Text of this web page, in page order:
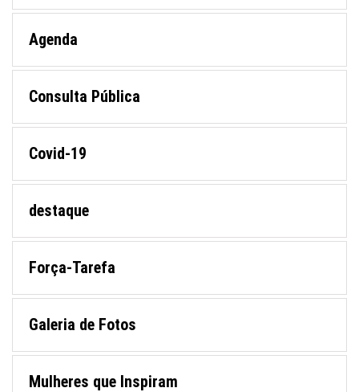
Agenda
Consulta Pública
Covid-19
destaque
Força-Tarefa
Galeria de Fotos
Mulheres que Inspiram